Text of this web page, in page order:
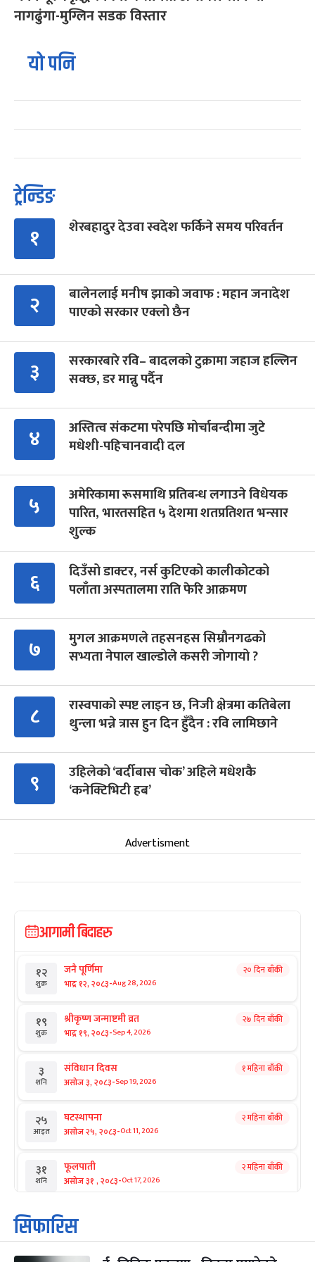
नागढुंगा-मुग्लिन सडक विस्तार
यो पनि
ट्रेन्डिङ
१ शेरबहादुर देउवा स्वदेश फर्किने समय परिवर्तन
२
बालेनलाई मनीष झाको जवाफ : महान जनादेश
पाएको सरकार एक्लो छैन
३
सरकारबारे रवि– बादलको टुक्रामा जहाज हल्लिन
सक्छ, डर मान्नु पर्दैन
४
अस्तित्व संकटमा परेपछि मोर्चाबन्दीमा जुटे
मधेशी-पहिचानवादी दल
५
अमेरिकामा रूसमाथि प्रतिबन्ध लगाउने विधेयक
पारित, भारतसहित ५ देशमा शतप्रतिशत भन्सार
शुल्क
६
दिउँसो डाक्टर, नर्स कुटिएको कालीकोटको
पलाँता अस्पतालमा राति फेरि आक्रमण
७
मुगल आक्रमणले तहसनहस सिम्रौनगढको
सभ्यता नेपाल खाल्डोले कसरी जोगायो ?
८
रास्वपाको स्पष्ट लाइन छ, निजी क्षेत्रमा कतिबेला
थुन्ला भन्ने त्रास हुन दिन हुँदैन : रवि लामिछाने
९
उहिलेको ‘बर्दीबास चोक’ अहिले मधेशकै
‘कनेक्टिभिटी हब’
Advertisment
आगामी बिदाहरु
१२
शुक्र
जनै पूर्णिमा
भाद्र १२, २०८३-Aug 28, 2026
२० दिन बाँकी
१९
शुक्र
श्रीकृष्ण जन्माष्टमी व्रत
भाद्र १९, २०८३-Sep 4, 2026
२७ दिन बाँकी
३
शनि
संविधान दिवस
असोज ३, २०८३-Sep 19, 2026
१ महिना बाँकी
२५
आइत
घटस्थापना
असोज २५, २०८३-Oct 11, 2026
२ महिना बाँकी
३१
शनि
फूलपाती
असोज ३१ , २०८३-Oct 17, 2026
२ महिना बाँकी
१
आइत
कार्तिक सङ्क्रान्ति
कार्तिक १, २०८३
सिफारिस